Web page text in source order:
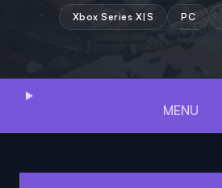
Xbox Series X|S PC
MENU